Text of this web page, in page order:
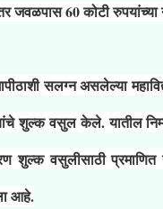
जवळपास 60 कोटी
सलग्न असलेल्या
शुल्क वसुल केले. यातील
शुल्क वसुलीसाठी
आहे.